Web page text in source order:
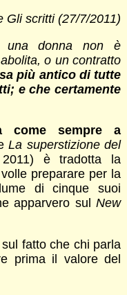
Gli scritti (27/7/2011)
una donna non è
o un contratto
più antico di tutte
e che certamente
come sempre a
La superstizione del
è tradotta la
preparare per la
di cinque suoi
apparvero sulNew
fatto che chi parla
prima il valore del